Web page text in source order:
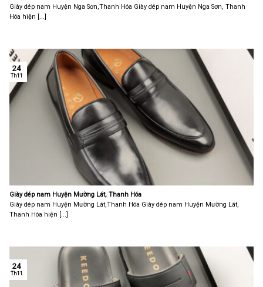
Giày dép nam Huyện Nga Sơn,Thanh Hóa Giày dép nam Huyện Nga Sơn, Thanh
Hóa hiện [...]
Giày dép nam Huyện Mường Lát, Thanh Hóa
Giày dép nam Huyện Mường Lát,Thanh Hóa Giày dép nam Huyện Mường Lát,
Thanh Hóa hiện [...]
24
Th11
24
Th11